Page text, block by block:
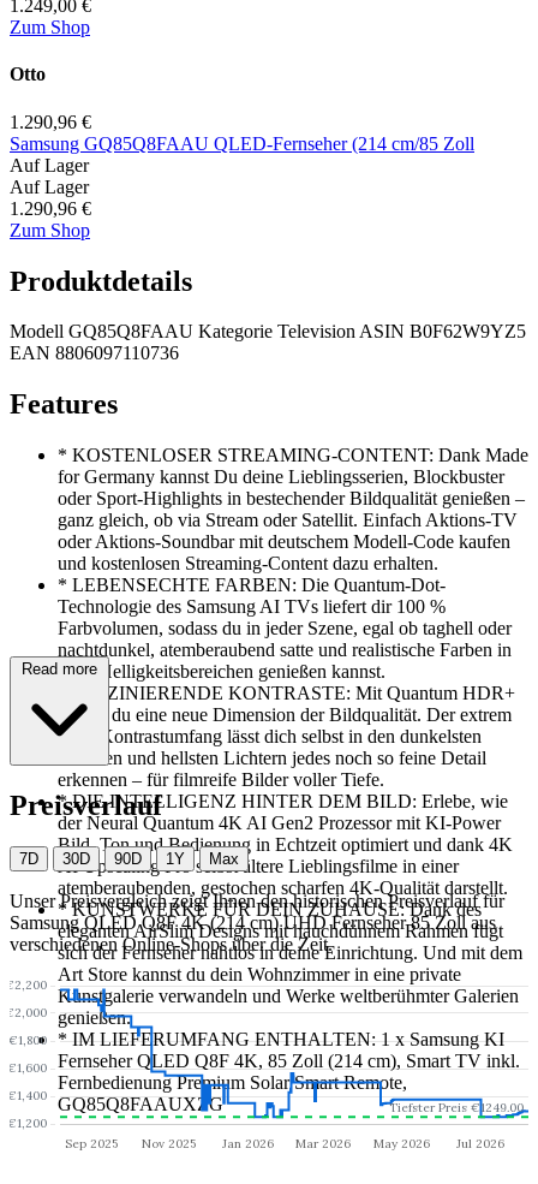
1.249,00 €
Zum Shop
Otto
1.290,96 €
Samsung GQ85Q8FAAU QLED-Fernseher (214 cm/85 Zoll
Auf Lager
Auf Lager
1.290,96 €
Zum Shop
Produktdetails
Modell GQ85Q8FAAU Kategorie TelevisionASIN B0F62W9YZ5
EAN 8806097110736
Features
* KOSTENLOSER STREAMING-CONTENT: Dank Made
for Germany kannst Du deine Lieblingsserien, Blockbuster
oder Sport-Highlights in bestechender Bildqualität genießen –
ganz gleich, ob via Stream oder Satellit. Einfach Aktions-TV
oder Aktions-Soundbar mit deutschem Modell-Code kaufen
und kostenlosen Streaming-Content dazu erhalten.
* LEBENSECHTE FARBEN: Die Quantum-Dot-
Technologie des Samsung AI TVs liefert dir 100 %
Farbvolumen, sodass du in jeder Szene, egal ob taghell oder
nachtdunkel, atemberaubend satte und realistische Farben in
allen Helligkeitsbereichen genießen kannst.
FASZINIERENDE KONTRASTE: Mit Quantum HDR+
erlebst du eine neue Dimension der Bildqualität. Der extrem
hohe Kontrastumfang lässt dich selbst in den dunkelsten
Schatten und hellsten Lichtern jedes noch so feine Detail
erkennen – für filmreife Bilder voller Tiefe.
* DIE INTELLIGENZ HINTER DEM BILD: Erlebe, wie
der Neural Quantum 4K AI Gen2 Prozessor mit KI-Power
Bild, Ton und Bedienung in Echtzeit optimiert und dank 4K
AI Upscaling Pro selbst ältere Lieblingsfilme in einer
atemberaubenden, gestochen scharfen 4K-Qualität darstellt.
* KUNSTWERKE FÜR DEIN ZUHAUSE: Dank des
eleganten AirSlim Designs mit hauchdünnem Rahmen fügt
sich der Fernseher nahtlos in deine Einrichtung. Und mit dem
Art Store kannst du dein Wohnzimmer in eine private
Kunstgalerie verwandeln und Werke weltberühmter Galerien
genießen.
* IM LIEFERUMFANG ENTHALTEN: 1 x Samsung KI
Fernseher QLED Q8F 4K, 85 Zoll (214 cm), Smart TV inkl.
Fernbedienung Premium Solar Smart Remote,
GQ85Q8FAAUXZG
Read more
Preisverlauf
7D 30D 90D 1Y Max
Unser Preisvergleich zeigt Ihnen den historischen Preisverlauf für
Samsung QLED Q8F 4K (214 cm) UHD Fernseher 85 Zollaus
verschiedenen Online-Shops über die Zeit.